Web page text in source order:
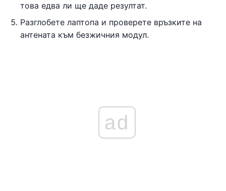
това едва ли ще даде резултат.
Разглобете лаптопа и проверете връзките на
антената към безжичния модул.
ad